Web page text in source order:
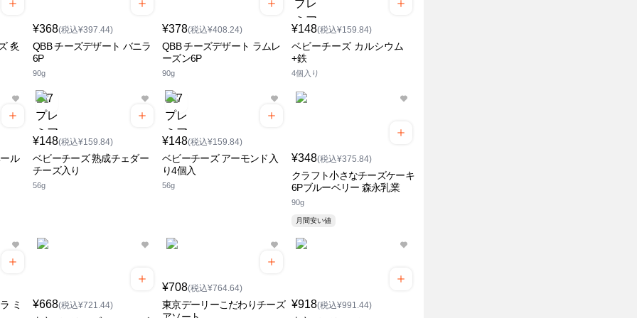
炙
¥368(税込¥397.44)
QBB チーズデザート バニラ
6P
90g
¥378(税込¥408.24)
QBB チーズデザート ラムレ
ーズン6P
90g
¥148(税込¥159.84)
ベビーチーズ カルシウム
+鉄
4個入り
ル
¥148(税込¥159.84)
ベビーチーズ 熟成チェダー
チーズ入り
56g
¥148(税込¥159.84)
ベビーチーズ アーモンド入
り4個入
56g
¥348(税込¥375.84)
クラフト小さなチーズケーキ
6Pブルーベリー 森永乳業
90g
月間安い値
ミ ¥668(税込¥721.44)
¥708(税込¥764.64)
東京デーリーこだわりチーズ ¥918(税込¥991.44)